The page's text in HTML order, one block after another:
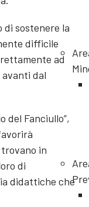
di sostenere la
difficile
ad
dal
del Fanciullo”,
in
di
didattiche che